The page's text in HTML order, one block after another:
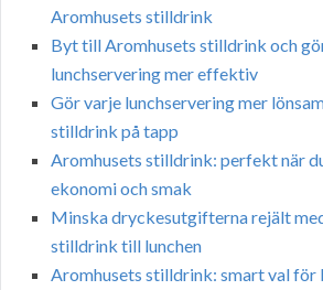
Aromhusets stilldrink
Byt till Aromhusets stilldrink och
lunchservering mer effektiv
Gör varje lunchservering mer
stilldrink på tapp
Aromhusets stilldrink: perfekt när
ekonomi och smak
Minska dryckesutgifterna rejält
stilldrink till lunchen
Aromhusets stilldrink: smart val för